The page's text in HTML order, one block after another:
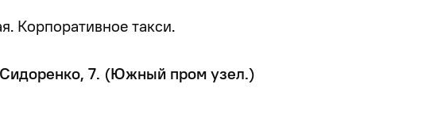
Корпоративное такси.
Сидоренко, 7. (Южный пром узел.)